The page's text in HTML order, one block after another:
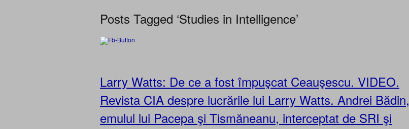
Posts Tagged ‘Studies in Intelligence’
Larry Watts: De ce a fost împuşcat Ceauşescu. VIDEO.
Revista CIA despre lucrările lui Larry Watts. Andrei Bădin,
emulul lui Pacepa şi Tismăneanu, interceptat de SRI şi